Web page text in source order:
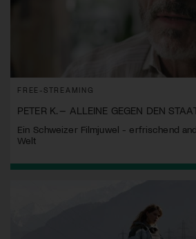
FREE-STREAMING
PETER K. – ALLEINE GEGEN DEN
Ein Schweizer Filmjuwel - erfrischend
Welt